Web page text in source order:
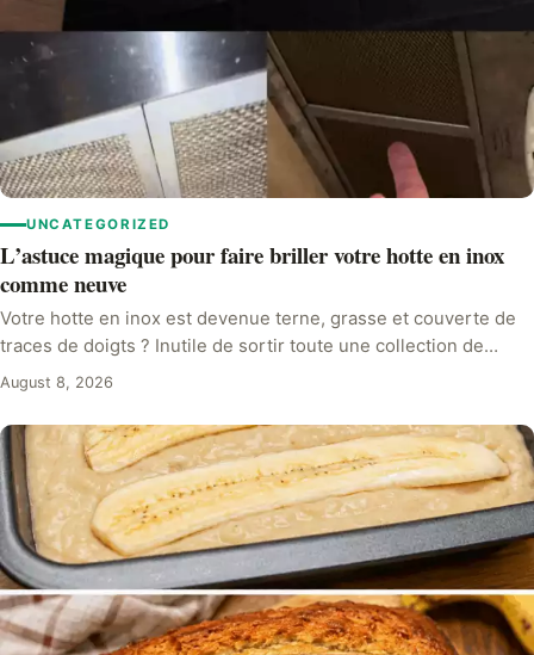
UNCATEGORIZED
L’astuce magique pour faire briller votre hotte en inox
comme neuve
Votre hotte en inox est devenue terne, grasse et couverte de
traces de doigts ? Inutile de sortir toute une collection de…
August 8, 2026